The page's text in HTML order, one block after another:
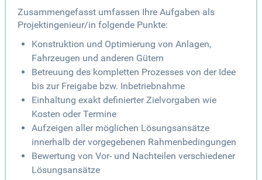
Zusammengefasst umfassen Ihre Aufgaben als
Projektingenieur/in folgende Punkte:
Konstruktion und Optimierung von Anlagen,
Fahrzeugen und anderen Gütern
Betreuung des kompletten Prozesses von der Idee
bis zur Freigabe bzw. Inbetriebnahme
Einhaltung exakt definierter Zielvorgaben wie
Kosten oder Termine
Aufzeigen aller möglichen Lösungsansätze
innerhalb der vorgegebenen Rahmenbedingungen
Bewertung von Vor- und Nachteilen verschiedener
Lösungsansätze